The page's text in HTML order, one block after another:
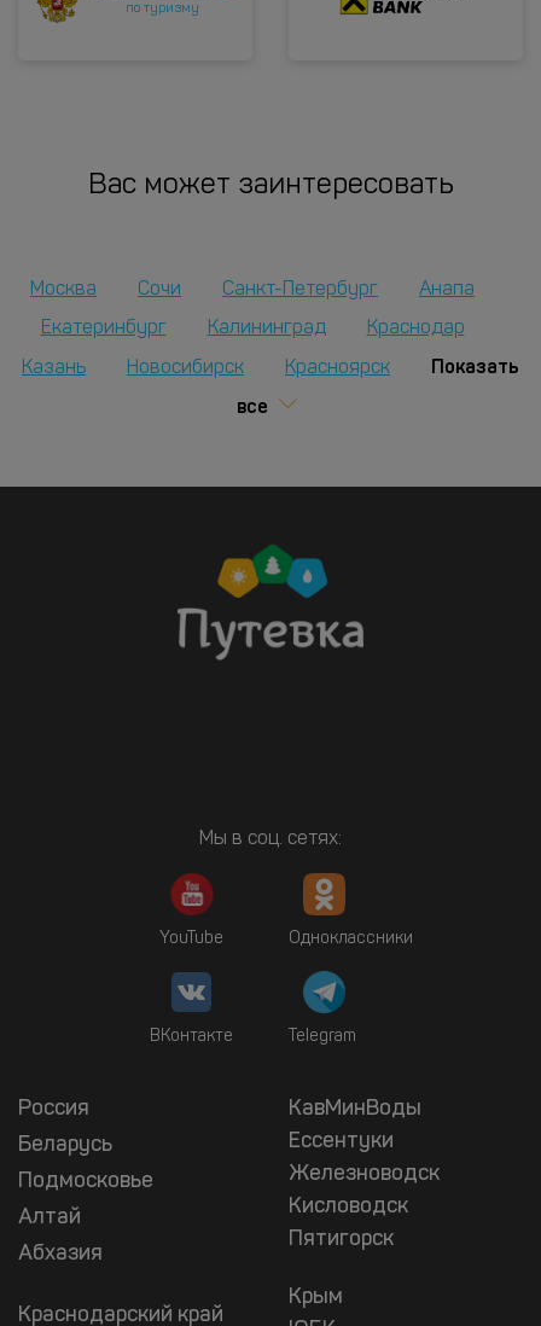
по туризму
Вас может заинтересовать
Москва Сочи Санкт-Петербург
Анапа
Екатеринбург
Калининград Краснодар
Казань Новосибирск Красноярск
Показать
все
Мы в соц. сетях:
YouTube Одноклассники
ВКонтакте Telegram
Россия
Беларусь
Подмосковье
Алтай
Абхазия
Краснодарский край
КавМинВоды
Ессентуки
Железноводск
Кисловодск
Пятигорск
Крым